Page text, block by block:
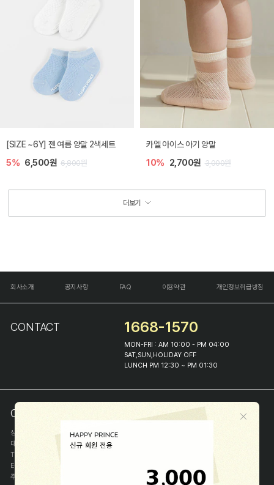
[SIZE ~6Y] 젠 여름 양말 2색세트
5% 6,500원 6,800원
카엘 아이스 아기 양말
10% 2,700원 3,000원
더보기
회사소개 공지사항 FAQ 이용약관 개인정보취급방침
CONTACT 1668-1570
MON-FRI : AM 10:00 - PM 04:00
SAT,SUN,HOLIDAY OFF
LUNCH PM 12:30 ~ PM 01:30
COMPANY INFO
상호
(주)해피프린스
대표
이화진
TEL
E-MAIL
주소